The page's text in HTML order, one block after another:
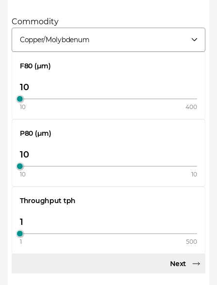
Commodity
Copper/Molybdenum
F80 (µm)
10 400
P80 (µm)
10 10
Throughput tph
1 500
Next